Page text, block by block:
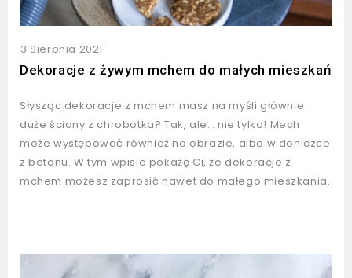
3 Sierpnia 2021
Dekoracje z żywym mchem do małych mieszkań
Słysząc dekoracje z mchem masz na myśli głównie
duże ściany z chrobotka? Tak, ale… nie tylko! Mech
może występować również na obrazie, albo w doniczce
z betonu. W tym wpisie pokażę Ci, że dekoracje z
mchem możesz zaprosić nawet do małego mieszkania.